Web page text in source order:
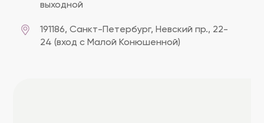
выходной
191186, Cанкт-Петербург, Невский пр., 22-
24 (вход с Малой Конюшенной)